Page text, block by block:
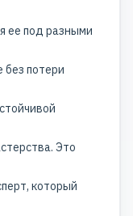
ее под разными
потери
Это
который